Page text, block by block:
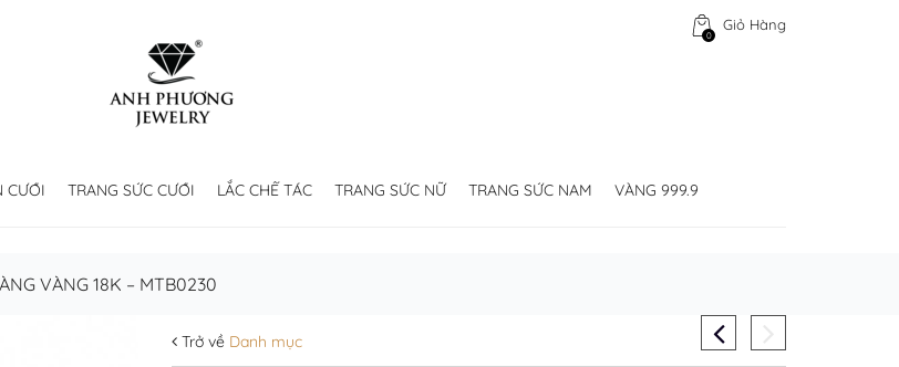
Giỏ Hàng
0
CƯỚI TRANG SỨC CƯỚI LẮC CHẾ TÁC TRANG SỨC NỮ TRANG SỨC NAM VÀNG 999.9
VÀNG 18K – MTB0230
Trở về Danh mục